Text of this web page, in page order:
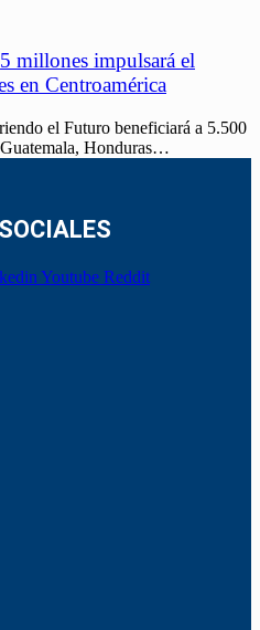
millones impulsará el
en Centroamérica
el Futuro beneficiará a 5.500
Guatemala, Honduras…
Youtube Reddit